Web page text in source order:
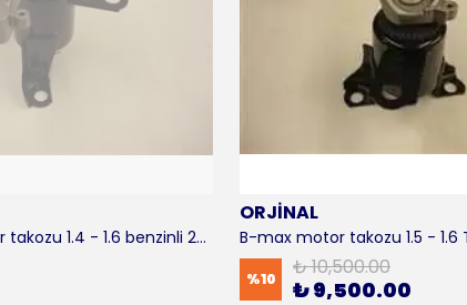
B-max motor takozu 1.4 - 1.6 benzinli 2012-2016 ORJİNAL
ORJİNAL
%10 ₺ 10,500.00
₺ 9,500.00